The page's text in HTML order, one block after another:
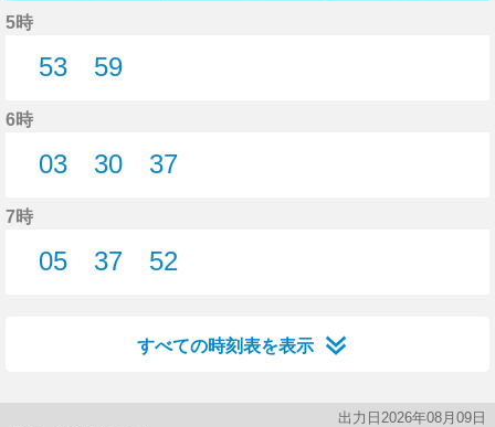
5時
53
59
6時
03
30
37
7時
05
37
52
すべての時刻表を表示
出力日2026年08月09日